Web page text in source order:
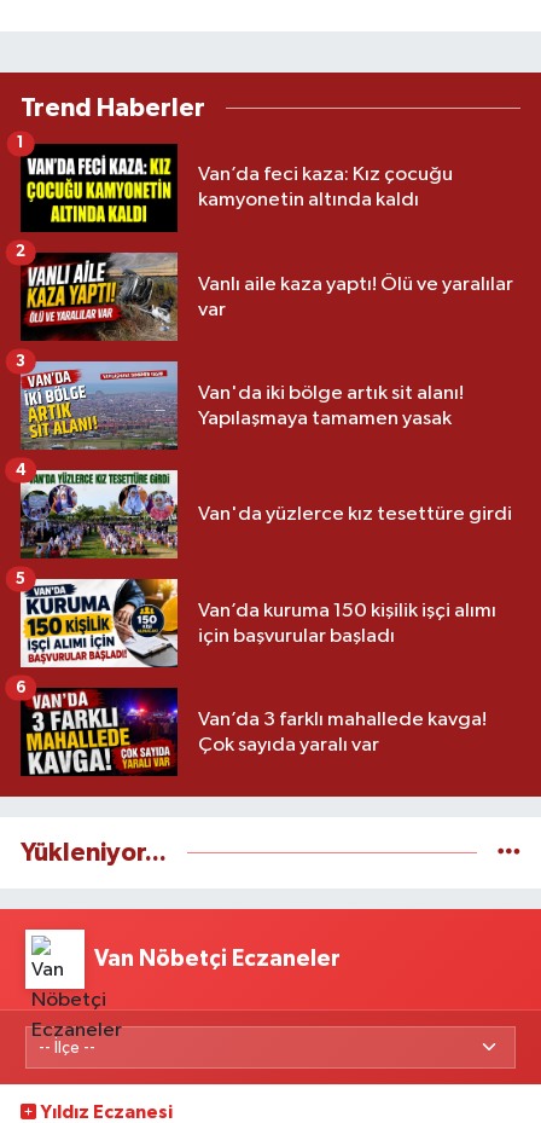
Trend Haberler
Van’da feci kaza: Kız çocuğu
kamyonetin altında kaldı
1
Vanlı aile kaza yaptı! Ölü ve yaralılar
var
2
Van'da iki bölge artık sit alanı!
Yapılaşmaya tamamen yasak
3
Van'da yüzlerce kız tesettüre girdi
4
Van’da kuruma 150 kişilik işçi alımı
için başvurular başladı
5
Van’da 3 farklı mahallede kavga!
Çok sayıda yaralı var
6
Yükleniyor...
Van Nöbetçi Eczaneler
Yıldız Eczanesi